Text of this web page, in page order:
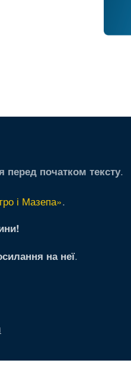
перед початком тексту.
і Мазепа».
на неї.